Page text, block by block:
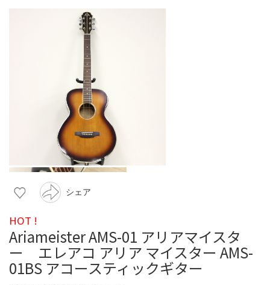
シェア
HOT !
Ariameister AMS-01 アリアマイスタ
ー エレアコ アリア マイスター AMS-
01BS アコースティックギター